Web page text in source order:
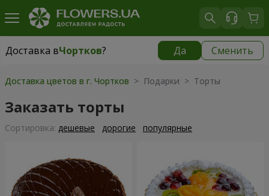
Доставка вЧортков? Да Сменить
Доставка вЧортков|
Доставка цветов в г. Чортков > Подарки > Торты
Заказать торты
Cортировка: дешевые дорогие популярные